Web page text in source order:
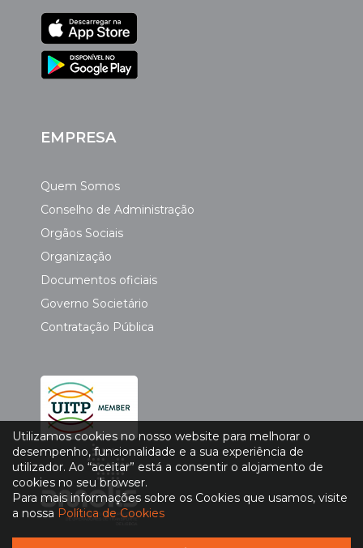
EMPRESA
Quem Somos
Conselho de Administração
Orgãos Sociais
Organização
Documentos oficiais
Governo Societário
Contratação Pública
Utilizamos cookies no nosso website para melhorar o
desempenho, funcionalidade e a sua experiência de
utilizador. Ao “aceitar” está a consentir o alojamento de
cookies no seu browser.
Para mais informações sobre os Cookies que usamos, visite
a nossa Política de Cookies